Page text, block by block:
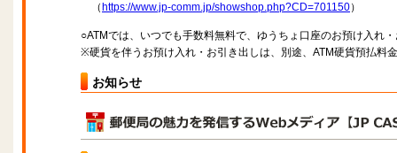
（ https://www.jp-comm.jp/showshop.php?CD=701150）
○ATMでは、いつでも手数料無料で、ゆうちょ口座のお預け入れ
※硬貨を伴うお預け入れ・お引き出しは、別途、ATM硬貨預払料
お知らせ